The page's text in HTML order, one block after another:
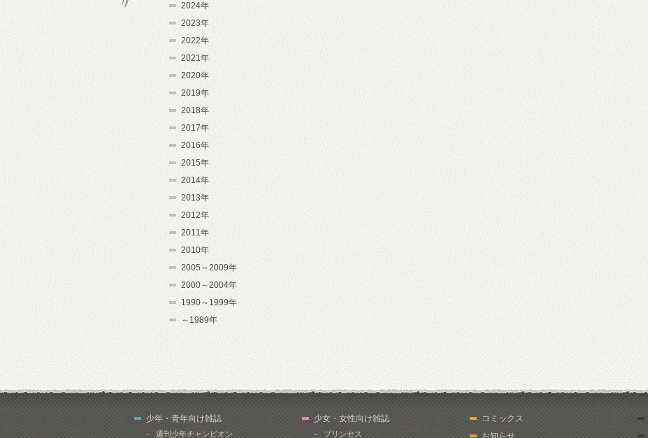
2024年
2023年
2022年
2021年
2020年
2019年
2018年
2017年
2016年
2015年
2014年
2013年
2012年
2011年
2010年
2005～2009年
2000～2004年
1990～1999年
～1989年
少年・青年向け雑誌
週刊少年チャンピオン
少女・女性向け雑誌
プリンセス
コミックス
お知らせ